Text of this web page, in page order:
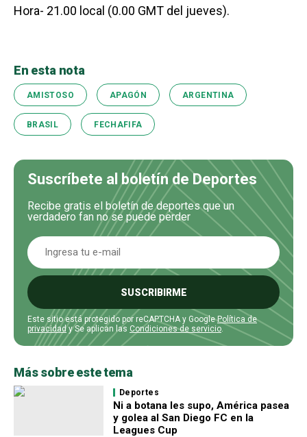
Hora- 21.00 local (0.00 GMT del jueves).
En esta nota
AMISTOSO APAGÓN ARGENTINA
BRASIL FECHAFIFA
Suscríbete al boletín de Deportes
Recibe gratis el boletín de deportes que un
verdadero fan no se puede perder
SUSCRIBIRME
Este sitio está protegido por reCAPTCHA y GooglePolítica de
privacidady Se aplican las Condiciones de servicio.
Más sobre este tema
Deportes
Ni a botana les supo, América pasea
y golea al San Diego FC en la
Leagues Cup